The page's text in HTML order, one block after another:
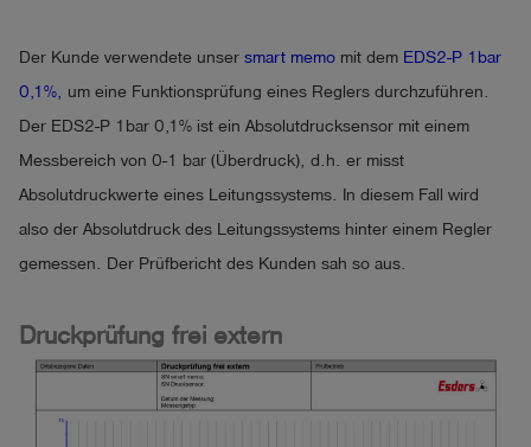
Der Kunde verwendete unser smart memo mit dem EDS2-P 1bar
0,1%,
um eine Funktionsprüfung eines Reglers durchzuführen.
Der EDS2-P 1bar 0,1% ist ein Absolutdrucksensor mit einem
Messbereich von 0-1 bar (Überdruck), d.h. er misst
Absolutdruckwerte eines Leitungssystems. In diesem Fall wird
also der Absolutdruck des Leitungssystems hinter einem Regler
gemessen. Der Prüfbericht des Kunden sah so aus.
Druckprüfung frei extern